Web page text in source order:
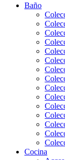
Baño
Cocina